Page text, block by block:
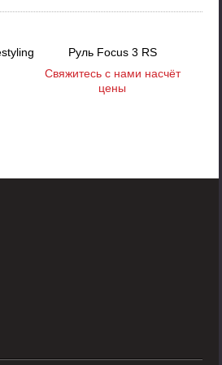
Руль Focus 3 RS
Свяжитесь с нами насчёт
цены